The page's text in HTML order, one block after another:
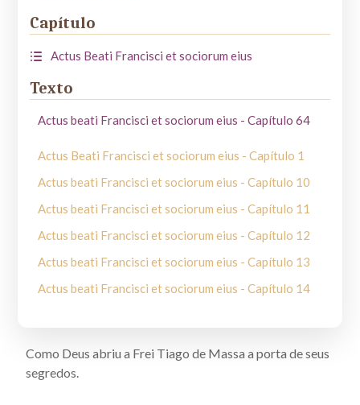
Capítulo
Actus Beati Francisci et sociorum eius
Texto
Actus beati Francisci et sociorum eius - Capítulo 64
Actus Beati Francisci et sociorum eius - Capítulo 1
Actus beati Francisci et sociorum eius - Capítulo 10
Actus beati Francisci et sociorum eius - Capítulo 11
Actus beati Francisci et sociorum eius - Capítulo 12
Actus beati Francisci et sociorum eius - Capítulo 13
Actus beati Francisci et sociorum eius - Capítulo 14
Actus beati Francisci et sociorum eius - Capítulo 17
Como Deus abriu a Frei Tiago de Massa a por­ta de seus
segredos.